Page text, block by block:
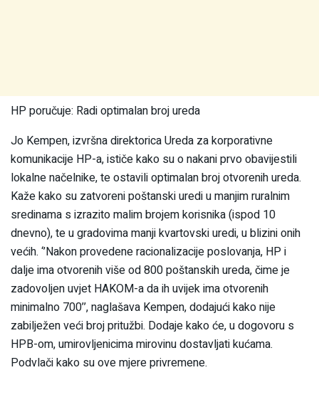
HP poručuje: Radi optimalan broj ureda
Jo Kempen, izvršna direktorica Ureda za korporativne
komunikacije HP-a, ističe kako su o nakani prvo obavijestili
lokalne načelnike, te ostavili optimalan broj otvorenih ureda.
Kaže kako su zatvoreni poštanski uredi u manjim ruralnim
sredinama s izrazito malim brojem korisnika (ispod 10
dnevno), te u gradovima manji kvartovski uredi, u blizini onih
većih. ‘’Nakon provedene racionalizacije poslovanja, HP i
dalje ima otvorenih više od 800 poštanskih ureda, čime je
zadovoljen uvjet HAKOM-a da ih uvijek ima otvorenih
minimalno 700’’, naglašava Kempen, dodajući kako nije
zabilježen veći broj pritužbi. Dodaje kako će, u dogovoru s
HPB-om, umirovljenicima mirovinu dostavljati kućama.
Podvlači kako su ove mjere privremene.